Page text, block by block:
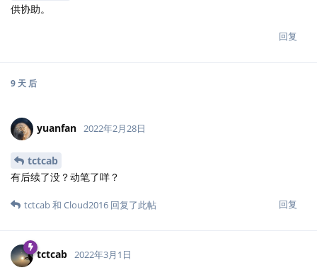
供协助。
回复
9 天 后
yuanfan 2022年2月28日
tctcab
有后续了没？动笔了咩？
回复
tctcab和 Cloud2016 回复了此帖
tctcab 2022年3月1日